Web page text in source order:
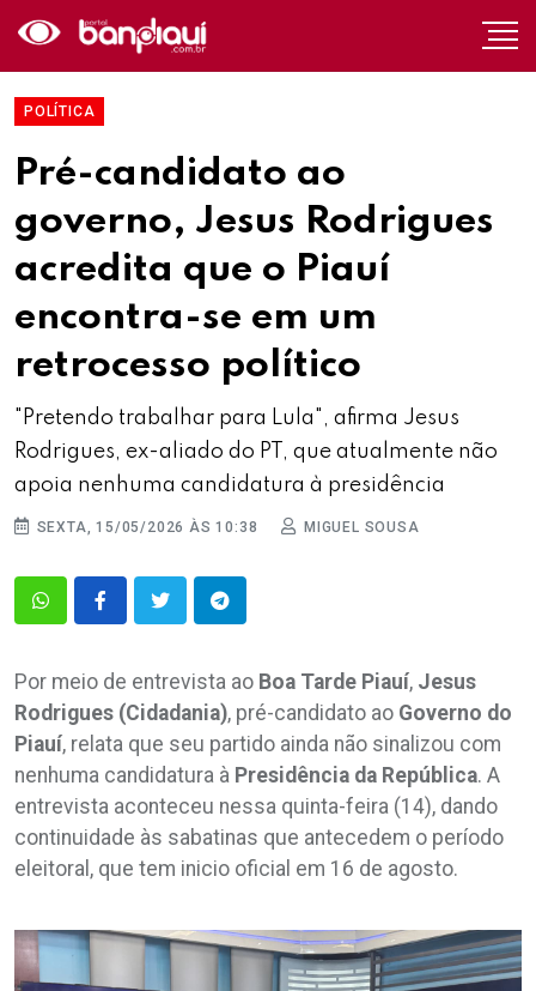
POLÍTICA
Pré-candidato ao
governo, Jesus Rodrigues
acredita que o Piauí
encontra-se em um
retrocesso político
"Pretendo trabalhar para Lula", afirma Jesus
Rodrigues, ex-aliado do PT, que atualmente não
apoia nenhuma candidatura à presidência
SEXTA, 15/05/2026 ÀS 10:38 MIGUEL SOUSA
Por meio de entrevista ao Boa Tarde Piauí, Jesus
Rodrigues (Cidadania), pré-candidato ao Governo do
Piauí, relata que seu partido ainda não sinalizou com
nenhuma candidatura à Presidência da República. A
entrevista aconteceu nessa quinta-feira (14), dando
continuidade às sabatinas que antecedem o período
eleitoral, que tem inicio oficial em 16 de agosto.